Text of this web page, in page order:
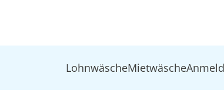
LohnwäscheMietwäsche